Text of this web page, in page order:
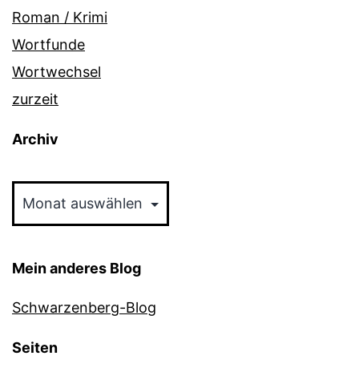
Roman / Krimi
Wortfunde
Wortwechsel
zurzeit
Archiv
Mein anderes Blog
Schwarzenberg-Blog
Seiten